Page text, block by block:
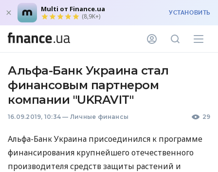
Multi от Finance.ua
(8,9K+) УСТАНОВИТЬ
Альфа-Банк Украина стал
финансовым партнером
компании "UKRAVIT"
16.09.2019, 10:34 — Личные финансы 29
Альфа-Банк Украина присоединился к программе
финансирования крупнейшего отечественного
производителя средств защиты растений и